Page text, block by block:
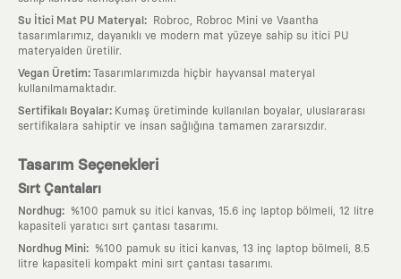
Su İtici Mat PU Materyal :
Robroc, Robroc Mini ve Vaantha
tasarımlarımız, dayanıklı ve modern mat yüzeye sahip su itici PU
materyalden üretilir.
Vegan Üretim: Tasarımlarımızda hiçbir hayvansal materyal
kullanılmamaktadır.
Sertifikalı Boyalar: Kumaş üretiminde kullanılan boyalar, uluslararası
sertifikalara sahiptir ve insan sağlığına tamamen zararsızdır.
Tasarım Seçenekleri
Sırt Çantaları
Nordhug:
%100 pamuk su itici kanvas, 15.6 inç laptop bölmeli, 12 litre
kapasiteli yaratıcı sırt çantası tasarımı.
Nordhug Mini:
%100 pamuk su itici kanvas, 13 inç laptop bölmeli, 8.5
litre kapasiteli kompakt mini sırt çantası tasarımı.